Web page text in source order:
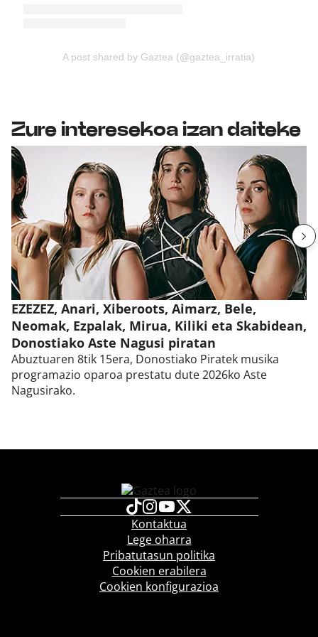
A post shared by Gaztea (@gaztea_irratia)
Zure interesekoa izan daiteke
EZEZEZ, Anari, Xiberoots, Aimarz, Bele,
Neomak, Ezpalak, Mirua, Kiliki eta Skabidean,
Donostiako Aste Nagusi piratan
Abuztuaren 8tik 15era, Donostiako Piratek musika
programazio oparoa prestatu dute 2026ko Aste
Nagusirako.
Kontaktua
Lege oharra
Pribatutasun politika
Cookien erabilera
Cookien konfigurazioa